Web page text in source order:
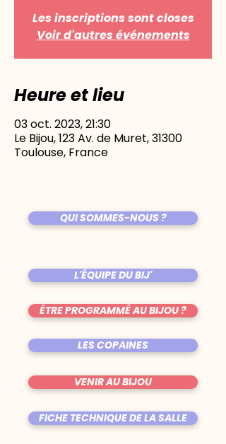
Les inscriptions sont closes
Voir d'autres événements
Heure et lieu
03 oct. 2023, 21:30
Le Bijou, 123 Av. de Muret, 31300
Toulouse, France
QUI SOMMES-NOUS ?
L'ÉQUIPE DU BIJ'
ÊTRE PROGRAMMÉ AU BIJOU ?
LES COPAINES
VENIR AU BIJOU
FICHE TECHNIQUE DE LA SALLE